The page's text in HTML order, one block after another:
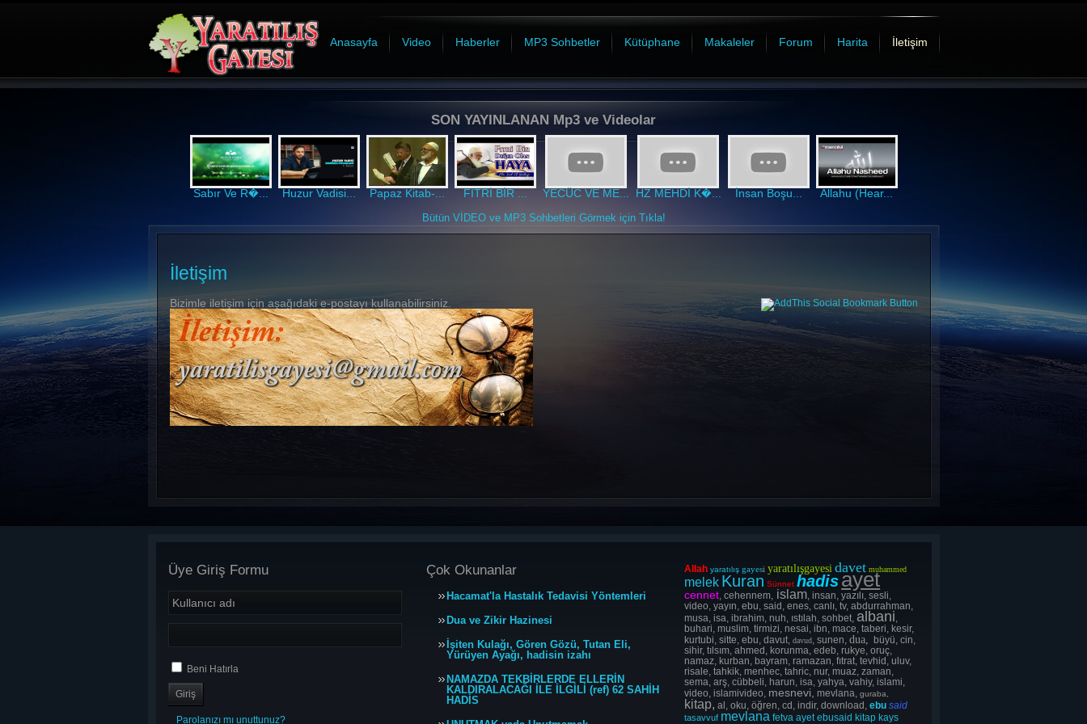
Anasayfa Video Haberler MP3 Sohbetler Kütüphane Makaleler Forum Harita İletişim
SON YAYINLANAN Mp3 ve Videolar
Sabır Ve R�... Huzur Vadisi... Papaz Kitab-... FITRİ BİR ... YECÜC VE ME... HZ MEHDİ K�... İnsan Boşu... Allahu (Hear...
Bütün VİDEO ve MP3 Sohbetleri Görmek için Tıkla!
İletişim
Bizimle iletişim için aşağıdaki e-postayı kullanabilirsiniz.
Üye Giriş Formu
Beni Hatırla
Parolanızı mı unuttunuz?
Çok Okunanlar
Hacamat'la Hastalık Tedavisi Yöntemleri
Dua ve Zikir Hazinesi
İşiten Kulağı, Gören Gözü, Tutan Eli,
Yürüyen Ayağı, hadisin izahı
NAMAZDA TEKBİRLERDE ELLERİN
KALDIRALACAĞI İLE İLGİLİ (ref) 62 SAHİH
HADİS
Allah yaratılış gayesi yaratılışgayesi davet muhammed
melek Kuran Sünnet hadisayet
cennet, cehennem, islam, insan, yazılı, sesli,
video, yayın, ebu, said, enes, canlı, tv, abdurrahman,
musa, isa, ibrahim, nuh, ıstılah, sohbet,albani,
buhari, muslim, tirmizi, nesai, ibn, mace, taberi, kesir,
kurtubi, sitte, ebu, davut, davud, sunen,dua, büyü, cin,
sihir, tılsım, ahmed, korunma, edeb, rukye, oruç,
namaz, kurban, bayram, ramazan, fıtrat, tevhid, uluv,
risale, tahkik, menhec, tahric, nur, muaz, zaman,
sema, arş, cübbeli, harun, isa, yahya, vahiy, islami,
video, islamivideo, mesnevi, mevlana,guraba,
kitap, al, oku, öğren, cd, indir, download, ebu said
tasavvuf mevlana fetva ayet ebusaid kitap kays